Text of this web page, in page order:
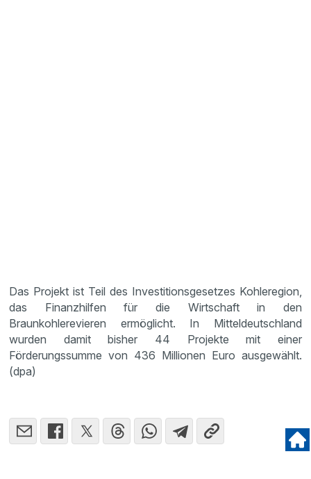
Das Projekt ist Teil des Investitionsgesetzes Kohleregion,
das Finanzhilfen für die Wirtschaft in den
Braunkohlerevieren ermöglicht. In Mitteldeutschland
wurden damit bisher 44 Projekte mit einer
Förderungssumme von 436 Millionen Euro ausgewählt.
(dpa)